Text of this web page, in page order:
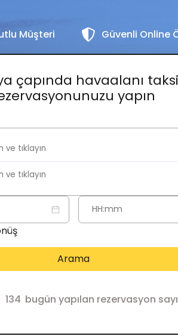
Müşteri Güvenli Online
çapında havaalanı taksi
yapın
Arama
134 bugün yapılan rezervasyon